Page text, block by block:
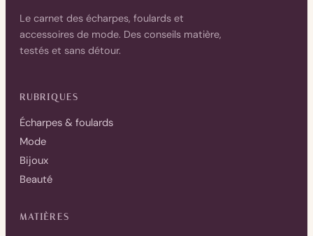
Le carnet des écharpes, foulards et
accessoires de mode. Des conseils matière,
testés et sans détour.
RUBRIQUES
Écharpes & foulards
Mode
Bijoux
Beauté
MATIÈRES